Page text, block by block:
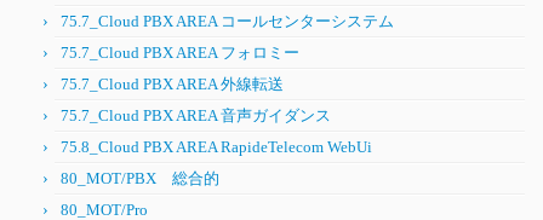
75.7_Cloud PBX AREA コールセンターシステム
75.7_Cloud PBX AREA フォロミー
75.7_Cloud PBX AREA 外線転送
75.7_Cloud PBX AREA 音声ガイダンス
75.8_Cloud PBX AREA RapideTelecom WebUi
80_MOT/PBX 総合的
80_MOT/Pro